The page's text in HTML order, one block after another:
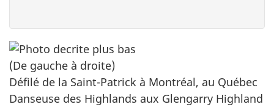
(De gauche à droite)
Défilé de la Saint-Patrick à Montréal, au Québec
Danseuse des Highlands aux Glengarry Highland